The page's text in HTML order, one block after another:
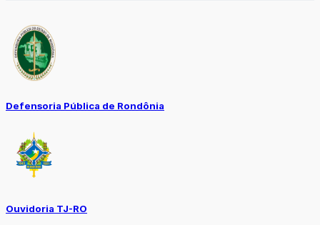
Defensoria Pública de Rondônia
Ouvidoria TJ-RO